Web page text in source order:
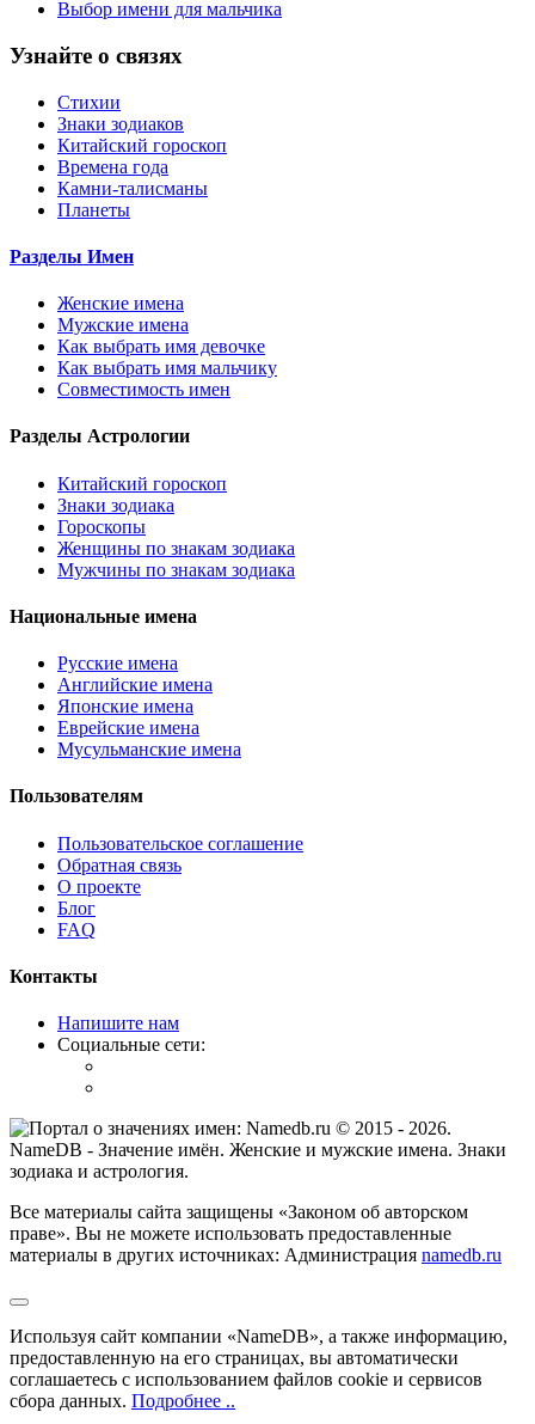
Выбор имени для мальчика
Узнайте о связях
Стихии
Знаки зодиаков
Китайский гороскоп
Времена года
Камни-талисманы
Планеты
Разделы Имен
Женские имена
Мужские имена
Как выбрать имя девочке
Как выбрать имя мальчику
Совместимость имен
Разделы Астрологии
Китайский гороскоп
Знаки зодиака
Гороскопы
Женщины по знакам зодиака
Мужчины по знакам зодиака
Национальные имена
Русские имена
Английские имена
Японские имена
Еврейские имена
Мусульманские имена
Пользователям
Пользовательское соглашение
Обратная связь
О проекте
Блог
FAQ
Контакты
Напишите нам
Социальные сети:
© 2015 - 2026.
NameDB - Значение имён. Женские и мужские имена. Знаки
зодиака и астрология.
Все материалы сайта защищены «Законом об авторском
праве». Вы не можете использовать предоставленные
материалы в других источниках: Администрация namedb.ru
Используя сайт компании «NameDB», а также информацию,
предоставленную на его страницах, вы автоматически
соглашаетесь с использованием файлов cookie и сервисов
сбора данных. Подробнее ..